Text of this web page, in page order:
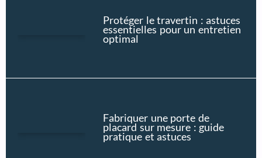
Protéger le travertin : astuces
essentielles pour un entretien
optimal
Fabriquer une porte de
placard sur mesure : guide
pratique et astuces